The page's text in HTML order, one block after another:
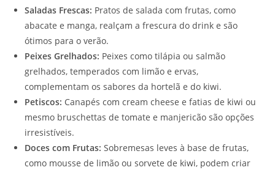
Saladas Frescas: Pratos de salada com frutas, como
abacate e manga, realçam a frescura do drink e são
ótimos para o verão.
Peixes Grelhados: Peixes como tilápia ou salmão
grelhados, temperados com limão e ervas,
complementam os sabores da hortelã e do kiwi.
Petiscos: Canapés com cream cheese e fatias de kiwi ou
mesmo bruschettas de tomate e manjericão são opções
irresistíveis.
Doces com Frutas: Sobremesas leves à base de frutas,
como mousse de limão ou sorvete de kiwi, podem criar